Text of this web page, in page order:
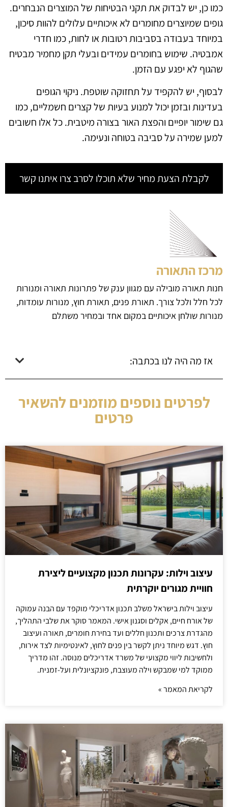
כמו כן, יש לבדוק את תקני הבטיחות של המוצרים הנבחרים.
גופים שמיוצרים מחומרים לא איכותיים עלולים להוות סיכון,
במיוחד בעבודה בסביבות רטובות או לחות, כמו חדרי
אמבטיה. שימוש בחומרים עמידים ובעלי תקן מחמיר מבטיח
שהגוף לא יפגע עם הזמן.
לבסוף, יש להקפיד על תחזוקה שוטפת. ניקוי הגופים
בעדינות ובזמן יכול למנוע בעיות של קצרים חשמליים, כמו
גם שימור יופיים והפצת האור בצורה מיטבית. כל אלו חשובים
למען שמירה על סביבה בטוחה ונעימה.
לקבלת הצעת מחיר שלא תוכלו לסרב צרו איתנו קשר
מרכז התאורה
חנות תאורה מובילה עם מגוון ענק של פתרונות תאורה ומנורות
לכל חלל ולכל צורך. תאורת פנים, תאורת חוץ, מנורות עומדות,
מנורות שולחן איכותיים במקום אחד ובמחיר משתלם
אז מה היה לנו בכתבה:
לפרטים נוספים מוזמנים להשאיר
פרטים
עיצוב וילות: עקרונות תכנון מקצועיים ליצירת
חוויית מגורים יוקרתית
עיצוב וילות בישראל משלב תכנון אדריכלי מוקפד עם הבנה עמוקה
של אורח חיים, אקלים וסגנון אישי. המאמר סוקר את שלבי התהליך,
מהגדרת צרכים ותכנון חללים ועד בחירת חומרים, תאורה ועיצוב
חוץ. דגש מיוחד ניתן לקשר בין פנים לחוץ, לאינטימיות לצד אירוח,
ולחשיבות ליווי מקצועי של משרד אדריכלים מנוסה. זהו מדריך
ממוקד למי שמבקש וילה מעוצבת, פונקציונלית ועל-זמנית.
לקריאת המאמר »